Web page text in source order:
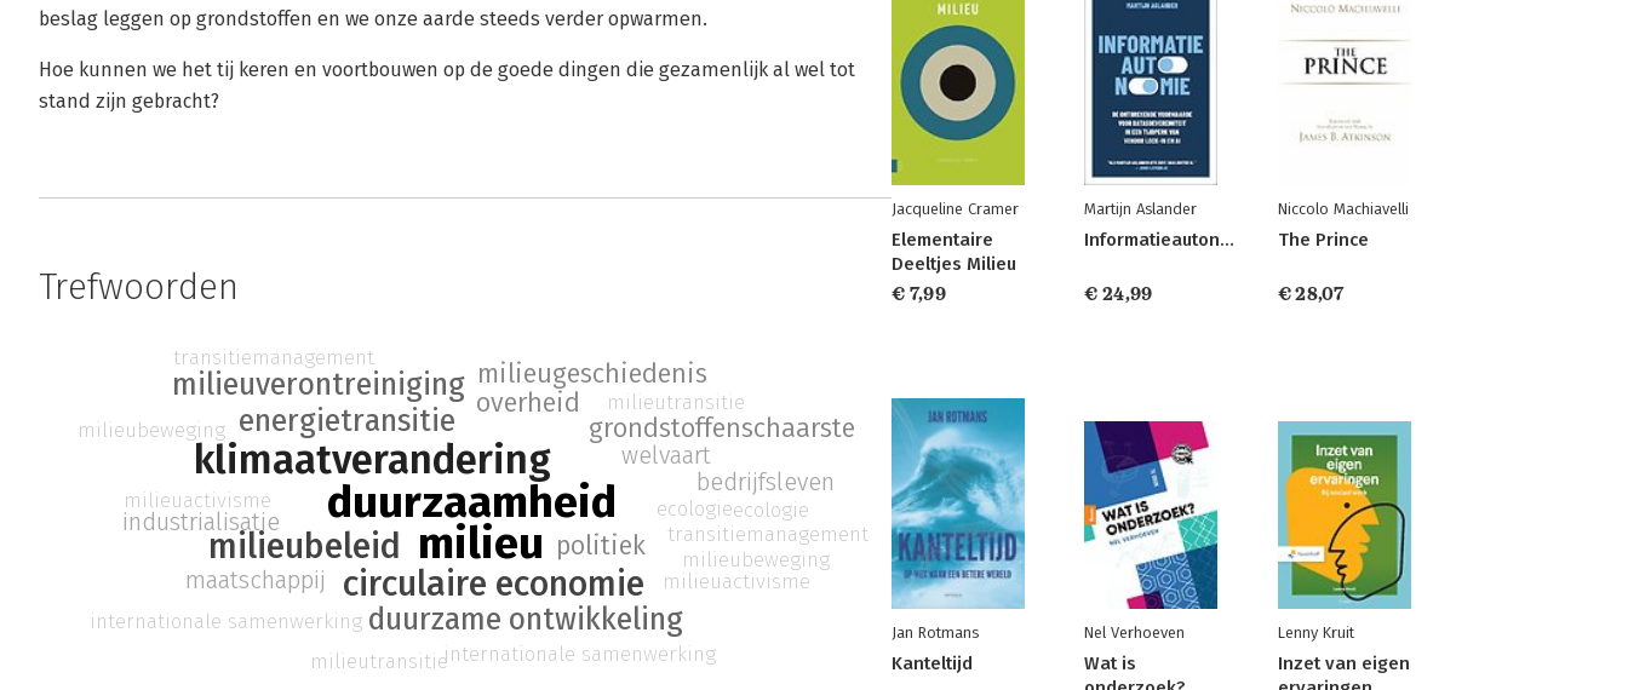
beslag leggen op grondstoffen en we onze aarde steeds verder opwarmen.
Hoe kunnen we het tij keren en voortbouwen op de goede dingen die gezamenlijk al wel tot
stand zijn gebracht?
Trefwoorden
duurzaamheid
milieu
klimaatverandering
circulaire economie
milieubeleid
energietransitie
duurzame ontwikkeling
milieuverontreiniging
politiek
overheid
milieugeschiedenis
grondstoffenschaarste
welvaart
industrialisatie
maatschappij
bedrijfsleven
milieuactivisme
milieutransitie
internationale samenwerking
ecologie
transitiemanagement
milieubeweging
milieuactivisme
milieutransitie
internationale samenwerking
ecologie
transitiemanagement
milieubeweging
Jacqueline Cramer
Elementaire
Deeltjes Milieu
€ 7,99
Martijn Aslander
Informatieautonomie
€ 24,99
Niccolo Machiavelli
The Prince
€ 28,07
Jan Rotmans
Kanteltijd
Nel Verhoeven
Wat is
Lenny Kruit
Inzet van eigen